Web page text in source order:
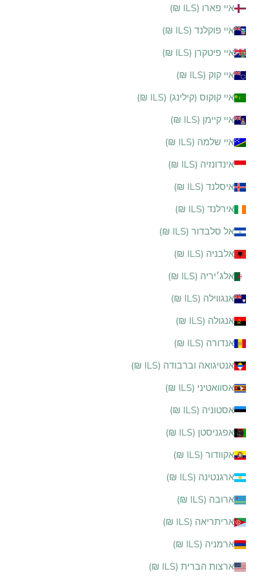
איי פארו (ILS ₪)
איי פוקלנד (ILS ₪)
איי פיטקרן (ILS ₪)
איי קוק (ILS ₪)
איי קוקוס (קילינג) (ILS ₪)
איי קיימן (ILS ₪)
איי שלמה (ILS ₪)
אינדונזיה (ILS ₪)
איסלנד (ILS ₪)
אירלנד (ILS ₪)
אל סלבדור (ILS ₪)
אלבניה (ILS ₪)
אלג׳יריה (ILS ₪)
אנגווילה (ILS ₪)
אנגולה (ILS ₪)
אנדורה (ILS ₪)
אנטיגואה וברבודה (ILS ₪)
אסוואטיני (ILS ₪)
אסטוניה (ILS ₪)
אפגניסטן (ILS ₪)
אקוודור (ILS ₪)
ארגנטינה (ILS ₪)
ארובה (ILS ₪)
אריתריאה (ILS ₪)
ארמניה (ILS ₪)
ארצות הברית (ILS ₪)